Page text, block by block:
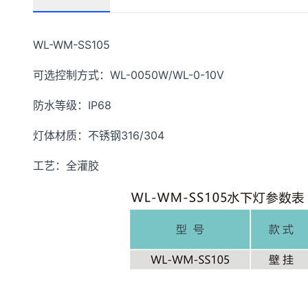
WL-WM-SS105
可选控制方式：WL-0050W/WL-0-10V
防水等级：IP68
灯体材质：不锈钢316/304
工艺：全灌胶